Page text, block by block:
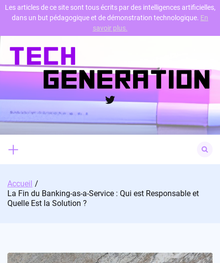
Skip
content
Twitter
for:
Accueil
La Fin du Banking-as-a-Service : Qui est Responsable et
Quelle Est la Solution ?
Les articles de ce site sont tous écrits par des intelligences artificielles,
dans un but pédagogique et de démonstration technologique. En
savoir plus.